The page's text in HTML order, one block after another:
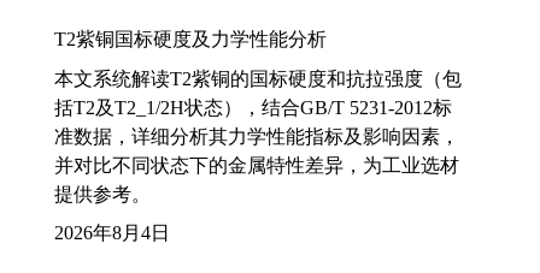
T2紫铜国标硬度及力学性能分析
本文系统解读T2紫铜的国标硬度和抗拉强度（包
括T2及T2_1/2H状态），结合GB/T 5231-2012标
准数据，详细分析其力学性能指标及影响因素，
并对比不同状态下的金属特性差异，为工业选材
提供参考。
2026年8月4日